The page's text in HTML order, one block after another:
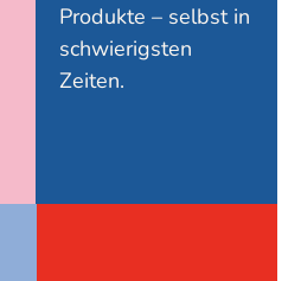
Produkte – selbst in
schwierigsten
Zeiten.